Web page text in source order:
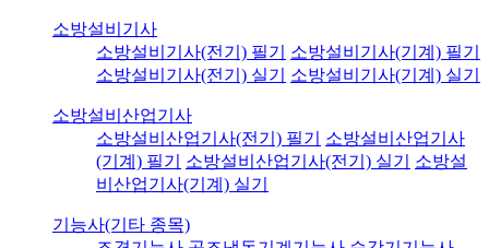
소방설비기사
소방설비기사(전기) 필기
소방설비기사(기계) 필기
소방설비기사(전기) 실기
소방설비기사(기계) 실기
소방설비산업기사
소방설비산업기사(전기) 필기
소방설비산업기사
(기계) 필기
소방설비산업기사(전기) 실기
소방설
비산업기사(기계) 실기
기능사(기타 종목)